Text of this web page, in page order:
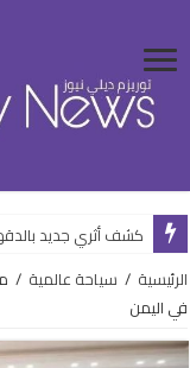
كشف أثري جديد
الرئيسية / سياحة عالمية /
في اليمن